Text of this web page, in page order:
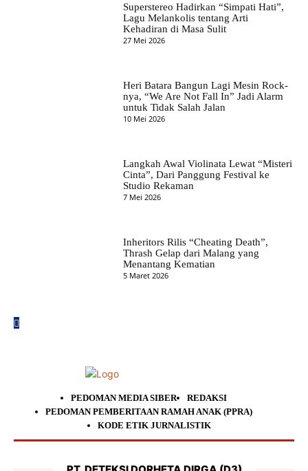
Superstereo Hadirkan “Simpati Hati”,
Lagu Melankolis tentang Arti
Kehadiran di Masa Sulit
27 Mei 2026
Heri Batara Bangun Lagi Mesin Rock-
nya, “We Are Not Fall In” Jadi Alarm
untuk Tidak Salah Jalan
10 Mei 2026
Langkah Awal Violinata Lewat “Misteri
Cinta”, Dari Panggung Festival ke
Studio Rekaman
7 Mei 2026
Inheritors Rilis “Cheating Death”,
Thrash Gelap dari Malang yang
Menantang Kematian
5 Maret 2026
PEDOMAN MEDIA SIBER
REDAKSI
PEDOMAN PEMBERITAAN RAMAH ANAK (PPRA)
KODE ETIK JURNALISTIK